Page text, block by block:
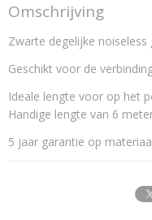
Omschrijving
Zwarte degelijke
Geschikt voor de
Ideale lengte voor op het
Handige lengte van 6
5 jaar garantie op